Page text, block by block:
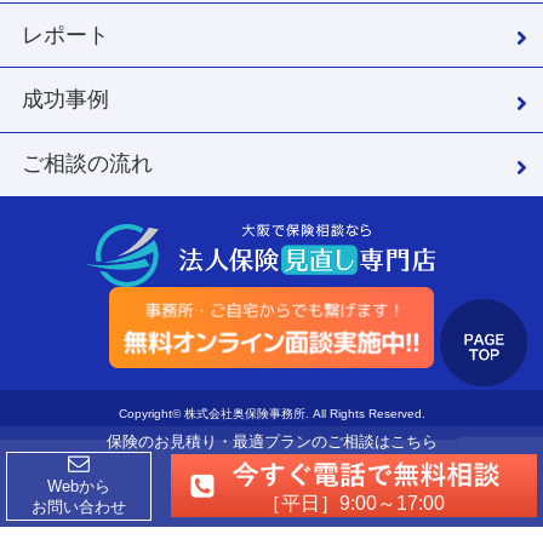
レポート
成功事例
ご相談の流れ
Copyright© 株式会社奥保険事務所. All Rights Reserved.
保険のお見積り・最適プランのご相談はこちら
Webから
お問い合わせ
［平日］9:00～17:00